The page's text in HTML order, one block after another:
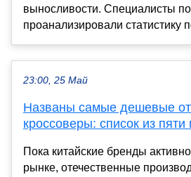
выносливости. Специалисты
проанализировали статистику
23:00, 25 Май
Названы самые дешевые
кроссоверы: список из
Пока китайские бренды
рынке, отечественные